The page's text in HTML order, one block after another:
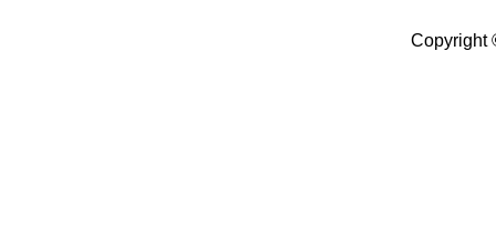
Copyright